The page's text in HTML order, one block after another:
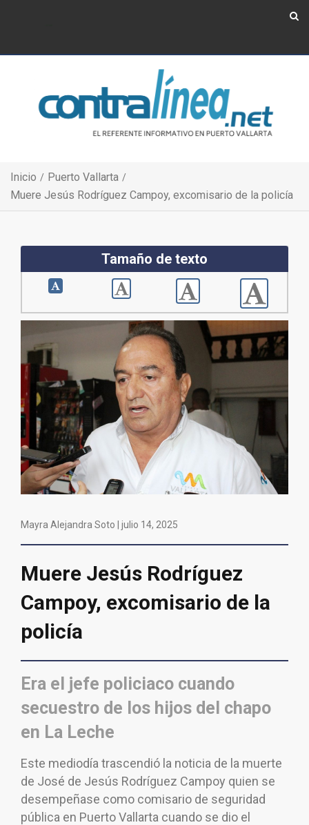
Inicio
Puerto Vallarta
Muere Jesús Rodríguez Campoy, excomisario de la policía
Tamaño de texto
Mayra Alejandra Soto | julio 14, 2025
Muere Jesús Rodríguez
Campoy, excomisario de la
policía
Era el jefe policiaco cuando
secuestro de los hijos del chapo
en La Leche
Este mediodía trascendió la noticia de la muerte
de José de Jesús Rodríguez Campoy quien se
desempeñase como comisario de seguridad
pública en Puerto Vallarta cuando se dio el